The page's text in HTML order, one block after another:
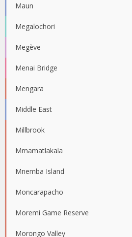
Maun
Megalochori
Megève
Menai Bridge
Mengara
Middle East
Millbrook
Mmamatlakala
Mnemba Island
Moncarapacho
Moremi Game Reserve
Morongo Valley